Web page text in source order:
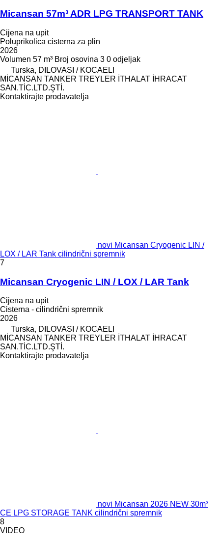
Micansan 57m³ ADR LPG TRANSPORT TANK
Cijena na upit
Poluprikolica cisterna za plin
2026
Volumen 57 m³ Broj osovina 3 0 odjeljak
Turska, DILOVASI / KOCAELI
MİCANSAN TANKER TREYLER İTHALAT İHRACAT
SAN.TİC.LTD.ŞTİ.
Kontaktirajte prodavatelja
novi Micansan Cryogenic LIN /
LOX / LAR Tank cilindrični spremnik
7
Micansan Cryogenic LIN / LOX / LAR Tank
Cijena na upit
Cisterna - cilindrični spremnik
2026
Turska, DILOVASI / KOCAELI
MİCANSAN TANKER TREYLER İTHALAT İHRACAT
SAN.TİC.LTD.ŞTİ.
Kontaktirajte prodavatelja
novi Micansan 2026 NEW 30m³
CE LPG STORAGE TANK cilindrični spremnik
8
VIDEO